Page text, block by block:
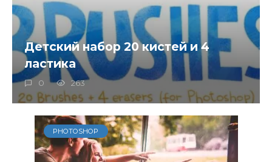
Детский набор 20 кистей и 4
ластика
0 263
PHOTOSHOP